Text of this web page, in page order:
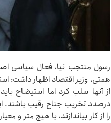
رسول منتجب نیا، فعال سیاسی
همتی، وزیر اقتصاد اظهار داشت:
از آنها سلب کرد اما استیضاح
درصدد تخریب جناح رقیب باشند.
را از کار بیاندازند، با هیچ متر و